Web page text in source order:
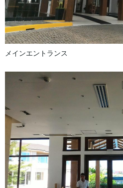
メインエントランス